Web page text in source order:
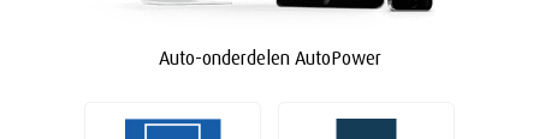
Auto-onderdelen AutoPower